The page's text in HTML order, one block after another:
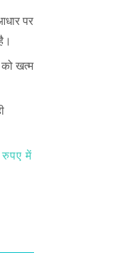
पर
खत्म
रुपए में